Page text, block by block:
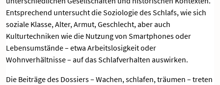
Entsprechend untersucht die Soziologie des Schlafs, wie sich
soziale Klasse, Alter, Armut, Geschlecht, aber auch
Kulturtechniken wie die Nutzung von Smartphones oder
Lebensumstände – etwa Arbeitslosigkeit oder
Wohnverhältnisse – auf das Schlafverhalten auswirken.
Die Beiträge des Dossiers – Wachen, schlafen, träumen – treten